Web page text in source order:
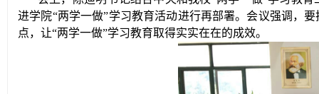
进学院“两学一做”学习教育活动进行再部署。会议强调，
点， 让“两学一做”学习教育取得实实在在的成效。